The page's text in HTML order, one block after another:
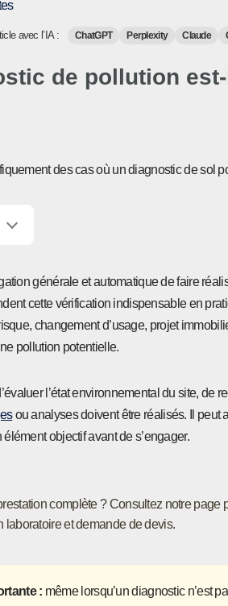
avec l’IA : ChatGPT Perplexity Claude
de pollution
des cas où un diagnostic de sol
générale et automatique de faire
cette vérification indispensable en
changement d’usage, projet
pollution potentielle.
l’état environnemental du site,
ou analyses doivent être réalisés. Il peut
élément objectif avant de s’engager.
complète ? Consultez notre page
laboratoire et demande de devis.
: même lorsqu’un diagnostic n’est